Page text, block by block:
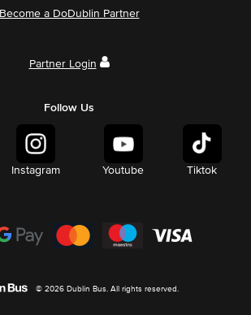
Become a DoDublin Partner
Partner Login
Follow Us
Instagram Youtube Tiktok
© 2026 Dublin Bus. All rights reserved.